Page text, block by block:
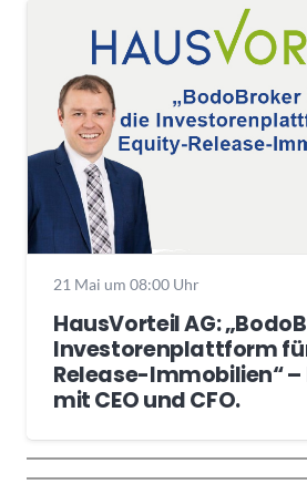
21 Mai um 08:00 Uhr
HausVorteil AG:
Investorenplattform
Release-Immobilien“
mit CEO und CFO.
Trendthemen